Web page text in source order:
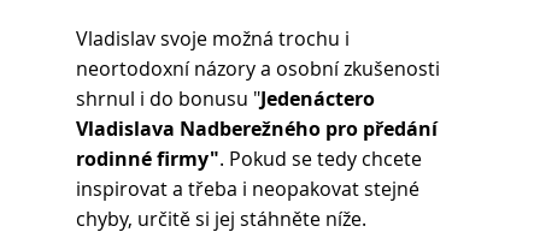
Vladislav svoje možná trochu i
neortodoxní názory a osobní zkušenosti
shrnul i do bonusu "Jedenáctero
Vladislava Nadberežného pro předání
rodinné firmy". Pokud se tedy chcete
inspirovat a třeba i neopakovat stejné
chyby, určitě si jej stáhněte níže.